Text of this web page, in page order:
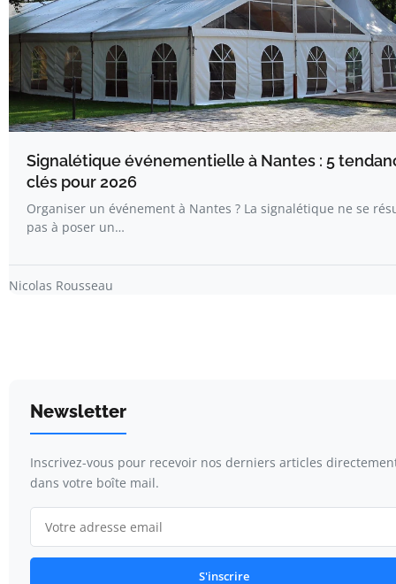
Signalétique événementielle à Nantes : 5
clés pour 2026
Organiser un événement à Nantes ? La signalétique ne se
pas à poser un…
Nicolas Rousseau
Newsletter
Inscrivez-vous pour recevoir nos derniers articles
dans votre boîte mail.
S'inscrire